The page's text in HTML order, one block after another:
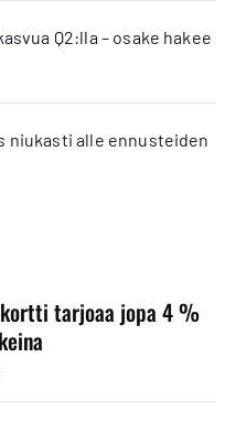
Q2:lla – osake hakee
niukasti alle ennusteiden
kortti tarjoaa jopa 4 %